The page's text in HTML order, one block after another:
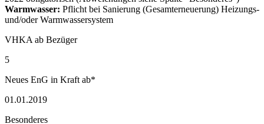
Warmwasser: Pflicht bei Sanierung (Gesamterneuerung) Heizungs-
und/oder Warmwassersystem
VHKA ab Bezüger
5
Neues EnG in Kraft ab*
01.01.2019
Besonderes